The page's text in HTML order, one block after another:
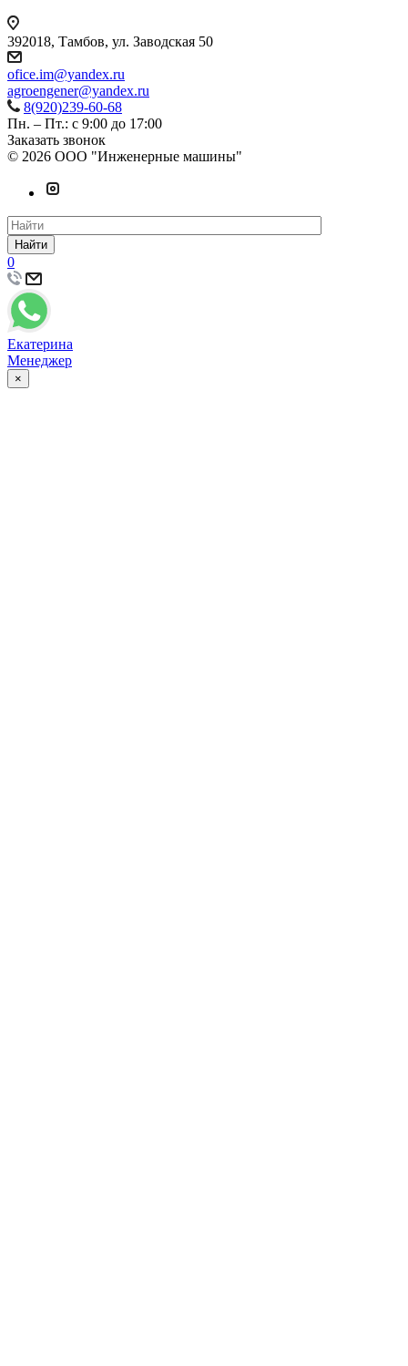
392018, Тамбов, ул. Заводская 50
ofice.im@yandex.ru
agroengener@yandex.ru
8(920)239-60-68
Пн. – Пт.: с 9:00 до 17:00
Заказать звонок
© 2026 ООО "Инженерные машины"
Найти
0
Екатерина
Менеджер
×